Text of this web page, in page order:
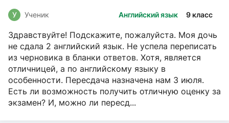
Английский язык 9 класс
У Ученик
Здравствуйте! Подскажите, пожалуйста. Моя дочь
не сдала 2 английский язык. Не успела переписать
из черновика в бланки ответов. Хотя, является
отличницей, а по английскому языку в
особенности. Пересдача назначена нам 3 июля.
Есть ли возможность получить отличную оценку за
экзамен? И, можно ли пересд...